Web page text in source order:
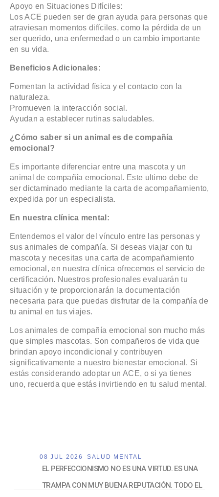
Apoyo en Situaciones Difíciles:
Los ACE pueden ser de gran ayuda para personas que
atraviesan momentos difíciles, como la pérdida de un
ser querido, una enfermedad o un cambio importante
en su vida.
Beneficios Adicionales:
Fomentan la actividad física y el contacto con la
naturaleza.
Promueven la interacción social.
Ayudan a establecer rutinas saludables.
¿Cómo saber si un animal es de compañía
emocional?
Es importante diferenciar entre una mascota y un
animal de compañía emocional. Este ultimo debe de
ser dictaminado mediante la carta de acompañamiento,
expedida por un especialista.
En nuestra clínica mental:
Entendemos el valor del vínculo entre las personas y
sus animales de compañía. Si deseas viajar con tu
mascota y necesitas una carta de acompañamiento
emocional, en nuestra clínica ofrecemos el servicio de
certificación. Nuestros profesionales evaluarán tu
situación y te proporcionarán la documentación
necesaria para que puedas disfrutar de la compañía de
tu animal en tus viajes.
Los animales de compañía emocional son mucho más
que simples mascotas. Son compañeros de vida que
brindan apoyo incondicional y contribuyen
significativamente a nuestro bienestar emocional. Si
estás considerando adoptar un ACE, o si ya tienes
uno, recuerda que estás invirtiendo en tu salud mental.
08 JUL 2026 SALUD MENTAL
EL PERFECCIONISMO NO ES UNA VIRTUD. ES UNA
TRAMPA CON MUY BUENA REPUTACIÓN. TODO EL